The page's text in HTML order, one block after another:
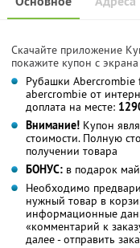
Скачайте приложение
покажите купон с
Рубашки
abercrombie от
доплата на месте:
Внимание! Купон
стоимости. Полную
получении товара
БОНУС: в подарок
Необходимо
нужный товар в
информационные
«комментарий к
далее - отправить